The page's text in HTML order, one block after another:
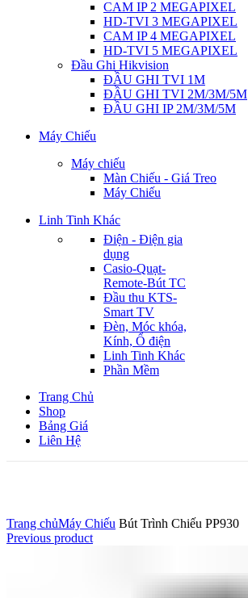
CAM IP 2 MEGAPIXEL
HD-TVI 3 MEGAPIXEL
CAM IP 4 MEGAPIXEL
HD-TVI 5 MEGAPIXEL
Đầu Ghi Hikvision
ĐẦU GHI TVI 1M
ĐẦU GHI TVI 2M/3M/5M
ĐẦU GHI IP 2M/3M/5M
Máy Chiếu
Máy chiếu
Màn Chiếu - Giá Treo
Máy Chiếu
Linh Tinh Khác
Điện - Điện gia
dụng
Casio-Quạt-
Remote-Bút TC
Đầu thu KTS-
Smart TV
Đèn, Móc khóa,
Kính, Ổ điện
Linh Tinh Khác
Phần Mềm
Trang Chủ
Shop
Bảng Giá
Liên Hệ
Trang chủMáy Chiếu Bút Trình Chiếu PP930
Previous product